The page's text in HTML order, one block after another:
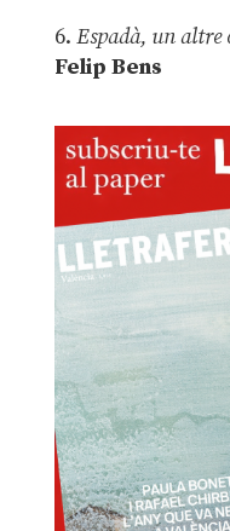
6. Espadà, un altre
Felip Bens